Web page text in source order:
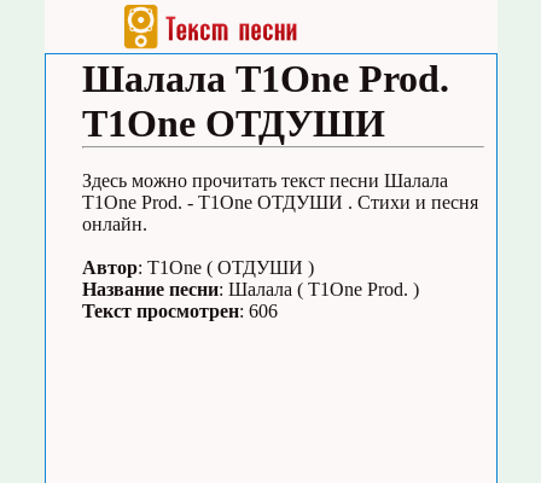
Шалала T1One Prod.
T1One ОТДУШИ
Здесь можно прочитать текст песни Шалала
T1One Prod. - T1One ОТДУШИ . Стихи и песня
онлайн.
Автор: T1One ( ОТДУШИ )
Название песни: Шалала ( T1One Prod. )
Текст просмотрен: 606